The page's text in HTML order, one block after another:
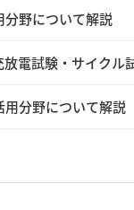
分野について解説
電試験・サイクル
分野について解説